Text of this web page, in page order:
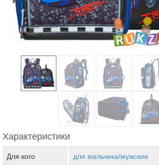
Характеристики
Для кого для мальчика/мужские